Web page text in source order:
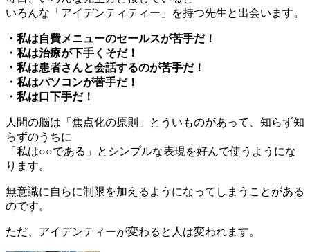
いろんな「アイデンティティー」を持つ先生と出会います。
・私は自費メニューのセールスが苦手だ！
・私は治療が下手くそだ！
・私は患者さんと会話するのが苦手だ！
・私はパソコンが苦手だ！
・私は口下手だ！
人間の脳は「焦点化の原則」とういものがあって、知らず知
らずのうちに
「私は○○である」とシンプルな表現を好んで使うようにな
ります。
無意識に自らに制限を加えるようになってしまうことがある
のです。
ただ、アイデンティーが変わると人は変われます。